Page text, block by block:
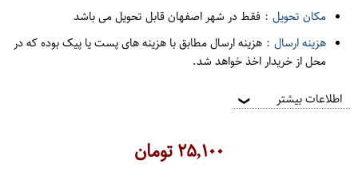
مکان تحویل : فقط در شهر اصفهان قابل تحویل می باشد
هزینه ارسال : هزینه ارسال مطابق با هزینه های پست یا پیک بوده که در
محل از خریدار اخذ خواهد شد.
اطلاعات بیشتر ❯
۲۵,۱۰۰تومان